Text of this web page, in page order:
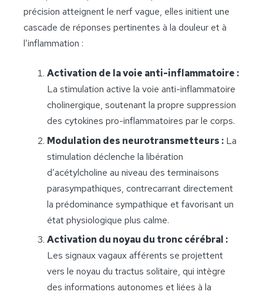
précision atteignent le nerf vague, elles initient une
cascade de réponses pertinentes à la douleur et à
l’inflammation :
Activation de la voie anti-inflammatoire :
La stimulation active la voie anti-inflammatoire
cholinergique, soutenant la propre suppression
des cytokines pro-inflammatoires par le corps.
Modulation des neurotransmetteurs : La
stimulation déclenche la libération
d’acétylcholine au niveau des terminaisons
parasympathiques, contrecarrant directement
la prédominance sympathique et favorisant un
état physiologique plus calme.
Activation du noyau du tronc cérébral :
Les signaux vagaux afférents se projettent
vers le noyau du tractus solitaire, qui intègre
des informations autonomes et liées à la